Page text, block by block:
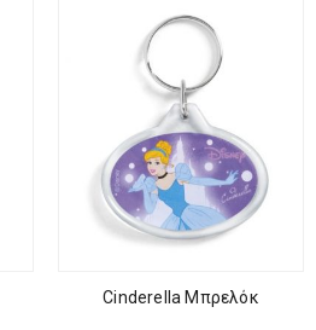
Cinderella Μπρελόκ